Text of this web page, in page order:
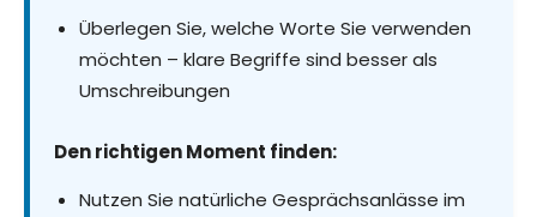
Überlegen Sie, welche Worte Sie verwenden
möchten – klare Begriffe sind besser als
Umschreibungen
Den richtigen Moment finden:
Nutzen Sie natürliche Gesprächsanlässe im